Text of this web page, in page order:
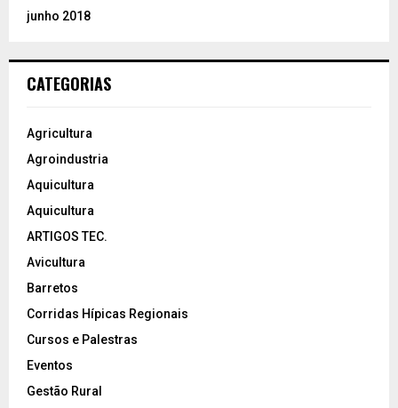
junho 2018
CATEGORIAS
Agricultura
Agroindustria
Aquicultura
Aquicultura
ARTIGOS TEC.
Avicultura
Barretos
Corridas Hípicas Regionais
Cursos e Palestras
Eventos
Gestão Rural